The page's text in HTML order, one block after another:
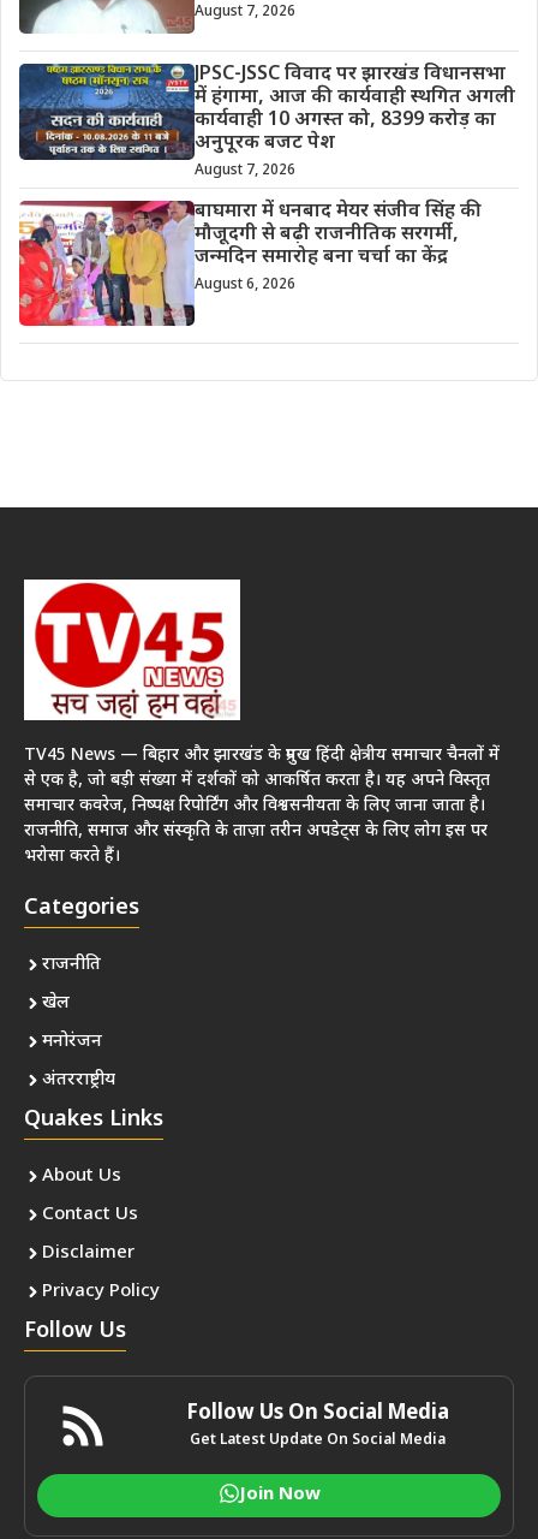
August 7, 2026
JPSC-JSSC विवाद पर झारखंड विधानसभा
में हंगामा, आज की कार्यवाही स्थगित अगली
कार्यवाही 10 अगस्त को, 8399 करोड़ का
अनुपूरक बजट पेश
August 7, 2026
बाघमारा में धनबाद मेयर संजीव सिंह की
मौजूदगी से बढ़ी राजनीतिक सरगर्मी,
जन्मदिन समारोह बना चर्चा का केंद्र
August 6, 2026
TV45 News — बिहार और झारखंड के प्रमुख हिंदी क्षेत्रीय समाचार चैनलों में
से एक है, जो बड़ी संख्या में दर्शकों को आकर्षित करता है। यह अपने विस्तृत
समाचार कवरेज, निष्पक्ष रिपोर्टिंग और विश्वसनीयता के लिए जाना जाता है।
राजनीति, समाज और संस्कृति के ताज़ा तरीन अपडेट्स के लिए लोग इस पर
भरोसा करते हैं।
Categories
राजनीति
खेल
मनोरंजन
अंतरराष्ट्रीय
Quakes Links
About Us
Contact Us
Disclaimer
Privacy Policy
Follow Us
Follow Us On Social Media
Get Latest Update On Social Media
Join Now